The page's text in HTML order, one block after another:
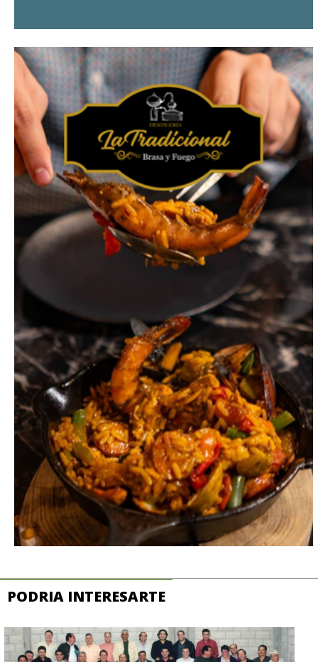
PODRIA INTERESARTE